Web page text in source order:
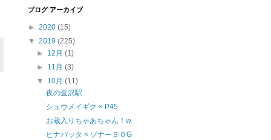
ブログ アーカイブ
► 2020 (15)
▼ 2019 (225)
► 12月(1)
► 11月(3)
▼ 10月(11)
夜の金沢駅
シュウメイギク × P45
お蔵入りちゃあちゃん！w
ヒナバッタ × ゾナー９０G